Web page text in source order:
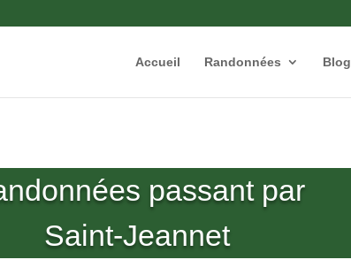
Accueil Randonnées Blog
passant par
Saint-Jeannet